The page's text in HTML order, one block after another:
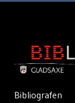
Bibliografen